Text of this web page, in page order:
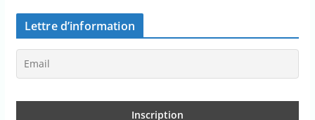
“Un lieu climatisé à moins de 10 minutes pour tous
mercredi, 22 juillet 2026, 10h10:26
Le rapport d’une association sur le consentement
Lettre d’information